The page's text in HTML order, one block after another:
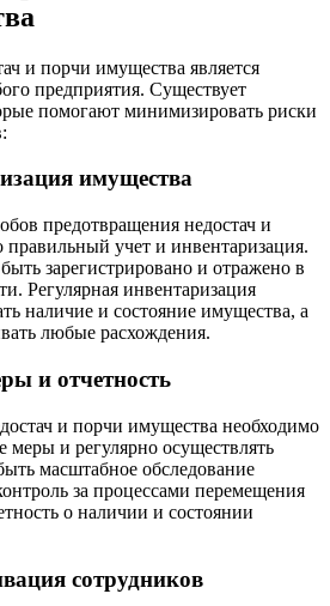
и порчи имущества является
предприятия. Существует
помогают минимизировать риски
имущества
предотвращения недостач и
учет и инвентаризация.
зарегистрировано и отражено в
Регулярная инвентаризация
наличие и состояние имущества, а
любые расхождения.
и отчетность
и порчи имущества необходимо
меры и регулярно осуществлять
масштабное обследование
за процессами перемещения
о наличии и состоянии
сотрудников